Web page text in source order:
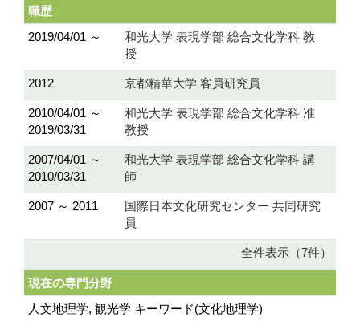
職歴
2019/04/01 ～
和光大学 表現学部 総合文化学科 教
授
2012 京都精華大学 客員研究員
2010/04/01 ～
2019/03/31
和光大学 表現学部 総合文化学科 准
教授
2007/04/01 ～
2010/03/31
和光大学 表現学部 総合文化学科 講
師
2007 ～ 2011
国際日本文化研究センター 共同研究
員
全件表示（7件）
現在の専門分野
人文地理学, 観光学 キーワード(文化地理学)